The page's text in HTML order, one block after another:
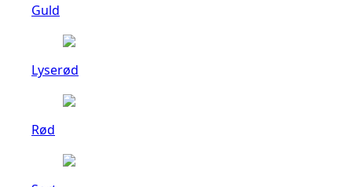
Guld
Lyserød
Rød